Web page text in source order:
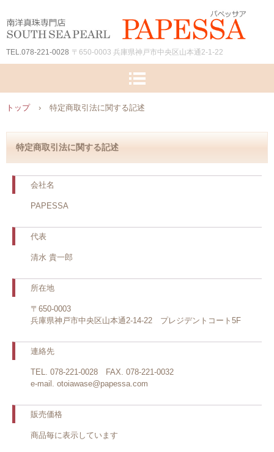
TEL.078-221-0028 〒650-0003 兵庫県神戸市中央区山本通2-1-22
トップ › 特定商取引法に関する記述
特定商取引法に関する記述
会社名
PAPESSA
代表
清水 貴一郎
所在地
〒650-0003
兵庫県神戸市中央区山本通2-14-22 プレジデントコート5F
連絡先
TEL. 078-221-0028 FAX. 078-221-0032
e-mail. otoiawase@papessa.com
販売価格
商品毎に表示しています